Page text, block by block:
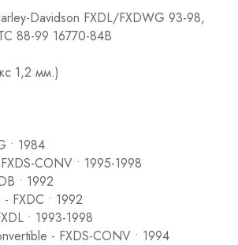
Davidson FXDL/FXDWG 93-98,
88-99 16770-84B
1,2 мм.)
• 1984
CONV • 1995-1998
• 1992
FXDC • 1992
• 1993-1998
- FXDS-CONV • 1994